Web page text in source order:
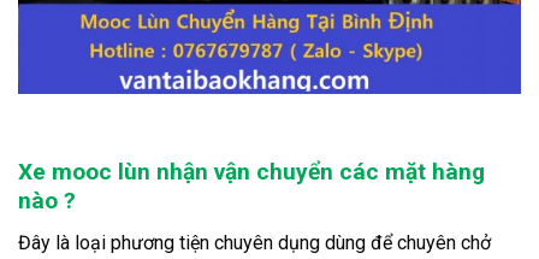
Xe mooc lùn nhận vận chuyển các mặt hàng
nào ?
Đây là loại phương tiện chuyên dụng dùng để chuyên chở